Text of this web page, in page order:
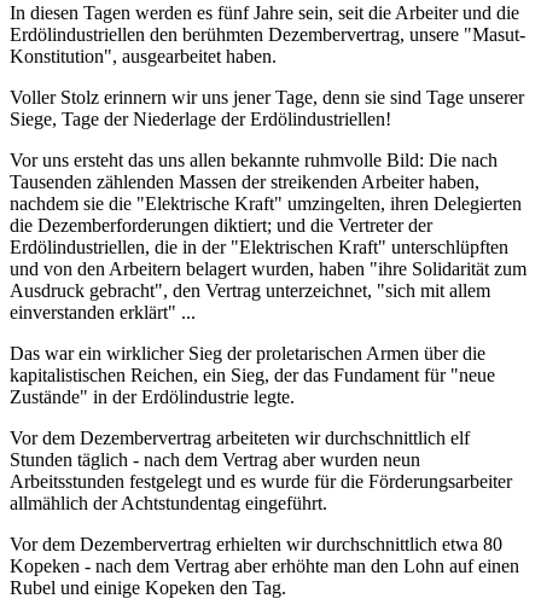
In diesen Tagen werden es fünf Jahre sein, seit die Arbeiter und die
Erdölindustriellen den berühmten Dezembervertrag, unsere "Masut-
Konstitution", ausgearbeitet haben.
Voller Stolz erinnern wir uns jener Tage, denn sie sind Tage unserer
Siege, Tage der Niederlage der Erdölindustriellen!
Vor uns ersteht das uns allen bekannte ruhmvolle Bild: Die nach
Tausenden zählenden Massen der streikenden Arbeiter haben,
nachdem sie die "Elektrische Kraft" umzingelten, ihren Delegierten
die Dezemberforderungen diktiert; und die Vertreter der
Erdölindustriellen, die in der "Elektrischen Kraft" unterschlüpften
und von den Arbeitern belagert wurden, haben "ihre Solidarität zum
Ausdruck gebracht", den Vertrag unterzeichnet, "sich mit allem
einverstanden erklärt" ...
Das war ein wirklicher Sieg der proletarischen Armen über die
kapitalistischen Reichen, ein Sieg, der das Fundament für "neue
Zustände" in der Erdölindustrie legte.
Vor dem Dezembervertrag arbeiteten wir durchschnittlich elf
Stunden täglich - nach dem Vertrag aber wurden neun
Arbeitsstunden festgelegt und es wurde für die Förderungsarbeiter
allmählich der Achtstundentag eingeführt.
Vor dem Dezembervertrag erhielten wir durchschnittlich etwa 80
Kopeken - nach dem Vertrag aber erhöhte man den Lohn auf einen
Rubel und einige Kopeken den Tag.